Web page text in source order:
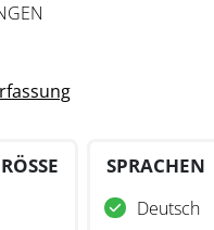
SPRACHEN
Deutsch